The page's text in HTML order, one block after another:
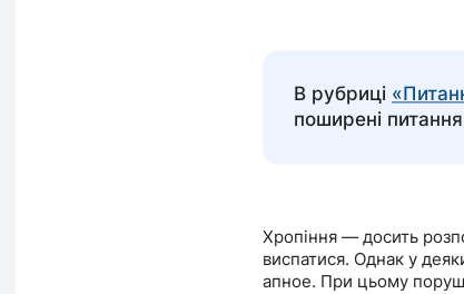
В рубриці
поширені
Хропіння — досить
виспатися. Однак у
апное. При цьому